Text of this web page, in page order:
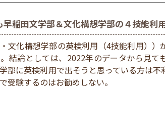
早稲田文学部＆文化構想学部の４技能利
文化構想学部の英検利用（4技能利用））
結論としては、2022年のデータから見て
部に英検利用で出そうと思っている方は不
受験するのはお勧めしない。